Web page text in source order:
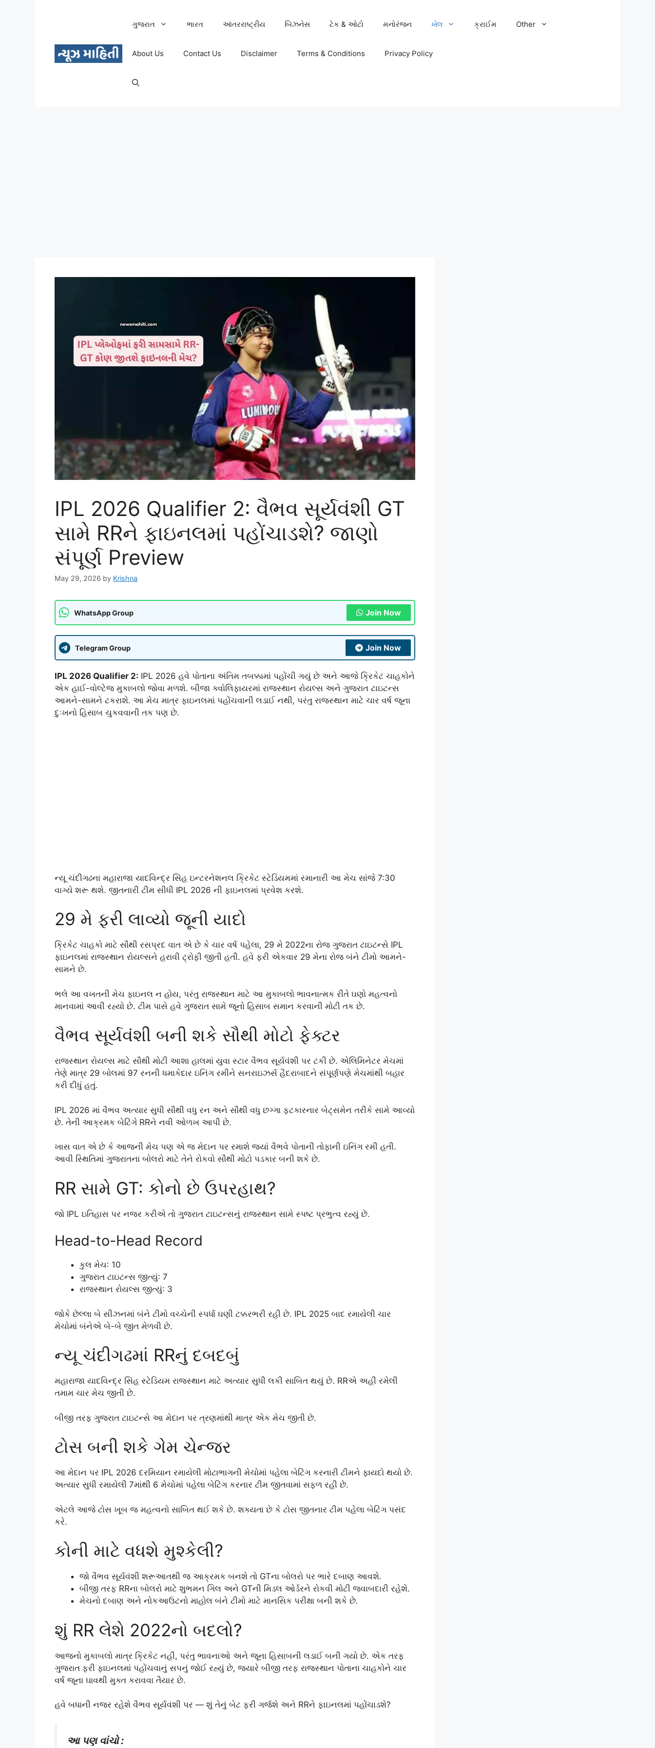
ગુજરાત ભારત આંતરરાષ્ટ્રીય બિઝનેસ ટેક & ઓટો મનોરંજન ખેલ ક્રાઈમ Other
About Us Contact Us Disclaimer Terms & Conditions Privacy Policy
IPL 2026 Qualifier 2: વૈભવ સૂર્યવંશી GT
સામે RRને ફાઇનલમાં પહોંચાડશે? જાણો
સંપૂર્ણ Preview
May 29, 2026 by Krishna
WhatsApp Group Join Now
Telegram Group Join Now
IPL 2026 Qualifier 2: IPL 2026 હવે પોતાના અંતિમ તબક્કામાં પહોંચી ગયું છે અને આજે ક્રિકેટ ચાહકોને
એક હાઈ-વોલ્ટેજ મુકાબલો જોવા મળશે. બીજા ક્વોલિફાયરમાં રાજસ્થાન રોયલ્સ અને ગુજરાત ટાઇટન્સ
આમને-સામને ટકરાશે. આ મેચ માત્ર ફાઇનલમાં પહોંચવાની લડાઈ નથી, પરંતુ રાજસ્થાન માટે ચાર વર્ષ જૂના
દુઃખનો હિસાબ ચુકવવાની તક પણ છે.
ન્યૂ ચંદીગઢના મહારાજા યાદવિન્દ્ર સિંહ ઇન્ટરનેશનલ ક્રિકેટ સ્ટેડિયમમાં રમાનારી આ મેચ સાંજે 7:30
વાગ્યે શરૂ થશે. જીતનારી ટીમ સીધી IPL 2026 ની ફાઇનલમાં પ્રવેશ કરશે.
29 મે ફરી લાવ્યો જૂની યાદો
ક્રિકેટ ચાહકો માટે સૌથી રસપ્રદ વાત એ છે કે ચાર વર્ષ પહેલા, 29 મે 2022ના રોજ ગુજરાત ટાઇટન્સે IPL
ફાઇનલમાં રાજસ્થાન રોયલ્સને હરાવી ટ્રોફી જીતી હતી. હવે ફરી એકવાર 29 મેના રોજ બંને ટીમો આમને-
સામને છે.
ભલે આ વખતની મેચ ફાઇનલ ન હોય, પરંતુ રાજસ્થાન માટે આ મુકાબલો ભાવનાત્મક રીતે ઘણો મહત્વનો
માનવામાં આવી રહ્યો છે. ટીમ પાસે હવે ગુજરાત સામે જૂનો હિસાબ સમાન કરવાની મોટી તક છે.
વૈભવ સૂર્યવંશી બની શકે સૌથી મોટો ફેક્ટર
રાજસ્થાન રોયલ્સ માટે સૌથી મોટી આશા હાલમાં યુવા સ્ટાર વૈભવ સૂર્યવંશી પર ટકી છે. એલિમિનેટર મેચમાં
તેણે માત્ર 29 બોલમાં 97 રનની ધમાકેદાર ઇનિંગ રમીને સનરાઇઝર્સ હૈદરાબાદને સંપૂર્ણપણે મેચમાંથી બહાર
કરી દીધું હતું.
IPL 2026 માં વૈભવ અત્યાર સુધી સૌથી વધુ રન અને સૌથી વધુ છગ્ગા ફટકારનાર બેટ્સમેન તરીકે સામે આવ્યો
છે. તેની આક્રમક બેટિંગે RRને નવી ઓળખ આપી છે.
ખાસ વાત એ છે કે આજની મેચ પણ એ જ મેદાન પર રમાશે જ્યાં વૈભવે પોતાની તોફાની ઇનિંગ રમી હતી.
આવી સ્થિતિમાં ગુજરાતના બોલરો માટે તેને રોકવો સૌથી મોટો પડકાર બની શકે છે.
RR સામે GT: કોનો છે ઉપરહાથ?
જો IPL ઇતિહાસ પર નજર કરીએ તો ગુજરાત ટાઇટન્સનું રાજસ્થાન સામે સ્પષ્ટ પ્રભુત્વ રહ્યું છે.
Head-to-Head Record
કુલ મેચ: 10
ગુજરાત ટાઇટન્સ જીત્યું: 7
રાજસ્થાન રોયલ્સ જીત્યું: 3
જોકે છેલ્લા બે સીઝનમાં બંને ટીમો વચ્ચેની સ્પર્ધા ઘણી ટક્કરભરી રહી છે. IPL 2025 બાદ રમાયેલી ચાર
મેચોમાં બંનેએ બે-બે જીત મેળવી છે.
ન્યૂ ચંદીગઢમાં RRનું દબદબું
મહારાજા યાદવિન્દ્ર સિંહ સ્ટેડિયમ રાજસ્થાન માટે અત્યાર સુધી લકી સાબિત થયું છે. RRએ અહીં રમેલી
તમામ ચાર મેચ જીતી છે.
બીજી તરફ ગુજરાત ટાઇટન્સે આ મેદાન પર ત્રણમાંથી માત્ર એક મેચ જીતી છે.
ટોસ બની શકે ગેમ ચેન્જર
આ મેદાન પર IPL 2026 દરમિયાન રમાયેલી મોટાભાગની મેચોમાં પહેલા બેટિંગ કરનારી ટીમને ફાયદો થયો છે.
અત્યાર સુધી રમાયેલી 7માંથી 6 મેચોમાં પહેલા બેટિંગ કરનાર ટીમ જીતવામાં સફળ રહી છે.
એટલે આજે ટોસ ખૂબ જ મહત્વનો સાબિત થઈ શકે છે. શક્યતા છે કે ટોસ જીતનાર ટીમ પહેલા બેટિંગ પસંદ
કરે.
કોની માટે વધશે મુશ્કેલી?
જો વૈભવ સૂર્યવંશી શરૂઆતથી જ આક્રમક બનશે તો GTના બોલરો પર ભારે દબાણ આવશે.
બીજી તરફ RRના બોલરો માટે શુભમન ગિલ અને GTની મિડલ ઓર્ડરને રોકવી મોટી જવાબદારી રહેશે.
મેચનો દબાણ અને નોકઆઉટનો માહોલ બંને ટીમો માટે માનસિક પરીક્ષા બની શકે છે.
શું RR લેશે 2022નો બદલો?
આજનો મુકાબલો માત્ર ક્રિકેટ નહીં, પરંતુ ભાવનાઓ અને જૂના હિસાબની લડાઈ બની ગયો છે. એક તરફ
ગુજરાત ફરી ફાઇનલમાં પહોંચવાનું સપનું જોઈ રહ્યું છે, જ્યારે બીજી તરફ રાજસ્થાન પોતાના ચાહકોને ચાર
વર્ષ જૂના ઘાવથી મુક્ત કરાવવા તૈયાર છે.
હવે બધાની નજર રહેશે વૈભવ સૂર્યવંશી પર — શું તેનું બેટ ફરી ગર્જશે અને RRને ફાઇનલમાં પહોંચાડશે?
આ પણ વાંચો :